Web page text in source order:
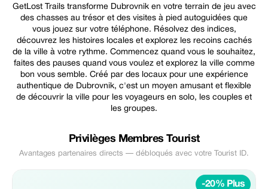
GetLost Trails transforme Dubrovnik en votre terrain de jeu avec
des chasses au trésor et des visites à pied autoguidées que
vous jouez sur votre téléphone. Résolvez des indices,
découvrez les histoires locales et explorez les recoins cachés
de la ville à votre rythme. Commencez quand vous le souhaitez,
faites des pauses quand vous voulez et explorez la ville comme
bon vous semble. Créé par des locaux pour une expérience
authentique de Dubrovnik, c'est un moyen amusant et flexible
de découvrir la ville pour les voyageurs en solo, les couples et
les groupes.
Privilèges Membres Tourist
Avantages partenaires directs — débloqués avec votre Tourist ID.
-20% Plus